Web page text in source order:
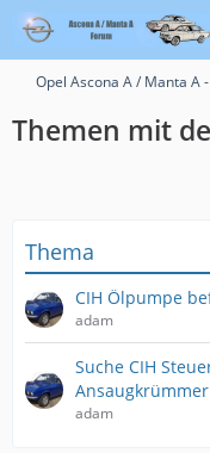
Opel Ascona A / Manta A
Themen mit
Thema
CIH Ölpumpe
adam
Suche CIH
adam